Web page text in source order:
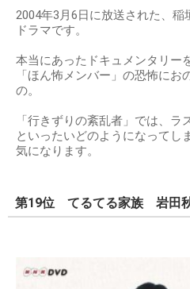
2004年3月6日に放送された、
ドラマです。
本当にあったドキュメンタリー
「ほん怖メンバー」の恐怖に
の。
「行きずりの紊乱者」では、
といったいどのようになってし
気になります。
第19位 てるてる家族 岩田